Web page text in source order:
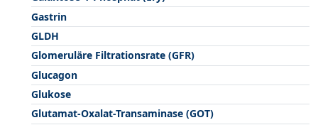
Gastrin
GLDH
Glomeruläre Filtrationsrate (GFR)
Glucagon
Glukose
Glutamat-Oxalat-Transaminase (GOT)